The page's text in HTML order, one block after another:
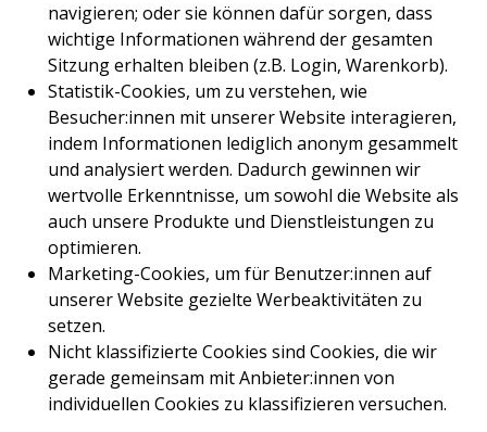
navigieren; oder sie können dafür sorgen, dass
wichtige Informationen während der gesamten
Sitzung erhalten bleiben (z.B. Login, Warenkorb).
Statistik-Cookies, um zu verstehen, wie
Besucher:innen mit unserer Website interagieren,
indem Informationen lediglich anonym gesammelt
und analysiert werden. Dadurch gewinnen wir
wertvolle Erkenntnisse, um sowohl die Website als
auch unsere Produkte und Dienstleistungen zu
optimieren.
Marketing-Cookies, um für Benutzer:innen auf
unserer Website gezielte Werbeaktivitäten zu
setzen.
Nicht klassifizierte Cookies sind Cookies, die wir
gerade gemeinsam mit Anbieter:innen von
individuellen Cookies zu klassifizieren versuchen.